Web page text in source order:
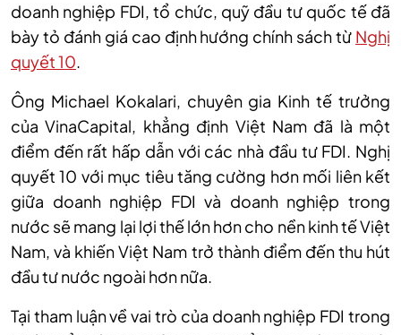
doanh nghiệp FDI, tổ chức, quỹ đầu tư quốc tế đã
bày tỏ đánh giá cao định hướng chính sách từ Nghị
quyết 10.
Ông Michael Kokalari, chuyên gia Kinh tế trưởng
của VinaCapital, khẳng định Việt Nam đã là một
điểm đến rất hấp dẫn với các nhà đầu tư FDI. Nghị
quyết 10 với mục tiêu tăng cường hơn mối liên kết
giữa doanh nghiệp FDI và doanh nghiệp trong
nước sẽ mang lại lợi thế lớn hơn cho nền kinh tế Việt
Nam, và khiến Việt Nam trở thành điểm đến thu hút
đầu tư nước ngoài hơn nữa.
Tại tham luận về vai trò của doanh nghiệp FDI trong